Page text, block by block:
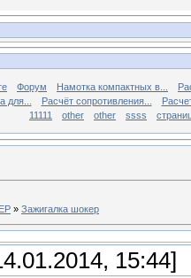
Форум Намотка компактных в...
для... Расчёт сопротивления...
11111
other other ssss
» Зажигалка шокер
15:44]